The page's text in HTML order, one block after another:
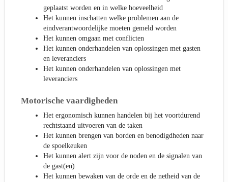
geplaatst worden en in welke hoeveelheid
Het kunnen inschatten welke problemen aan de
eindverantwoordelijke moeten gemeld worden
Het kunnen omgaan met conflicten
Het kunnen onderhandelen van oplossingen met gasten
en leveranciers
Het kunnen onderhandelen van oplossingen met
leveranciers
Motorische vaardigheden
Het ergonomisch kunnen handelen bij het voortdurend
rechtstaand uitvoeren van de taken
Het kunnen brengen van borden en benodigdheden naar
de spoelkeuken
Het kunnen alert zijn voor de noden en de signalen van
de gast(en)
Het kunnen bewaken van de orde en de netheid van de